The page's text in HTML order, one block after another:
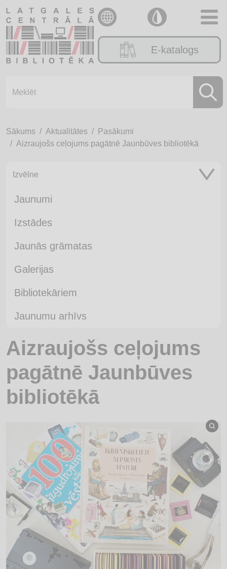
E-katalogs
Sākums Aktualitātes
Pasākumi
Aizraujošs ceļojums pagātnē Jaunbūves bibliotēkā
Izvēlne
Jaunumi
Izstādes
Jaunās grāmatas
Galerijas
Bibliotekāriem
Jaunumu arhīvs
Aizraujošs ceļojums
pagātnē Jaunbūves
bibliotēkā